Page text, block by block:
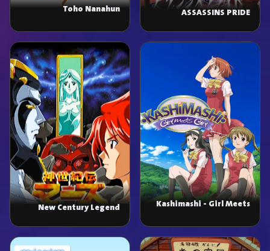
ASSASSINS PRIDE
Toho Nanahun
Kashimashi - Girl Meets
New Century Legend